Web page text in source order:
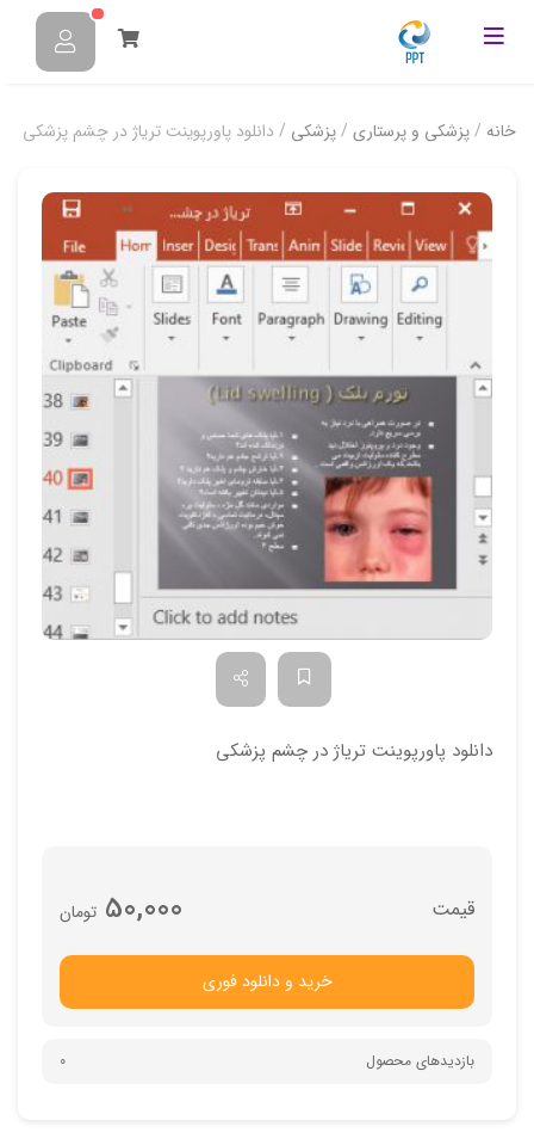
خانه /پزشکی و پرستاری /پزشکی / دانلود پاورپوینت تریاژ در چشم پزشکی
دانلود پاورپوینت تریاژ در چشم پزشکی
تومان 50,000
خرید و دانلود فوری
بازدیدهای محصول 0